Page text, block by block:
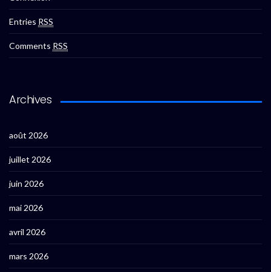
Entries RSS
Comments RSS
Archives
août 2026
juillet 2026
juin 2026
mai 2026
avril 2026
mars 2026